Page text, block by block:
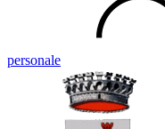
personale